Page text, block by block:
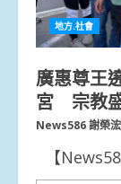
地方.社會
廣惠尊王
宮 宗教
News586 謝榮浤
【